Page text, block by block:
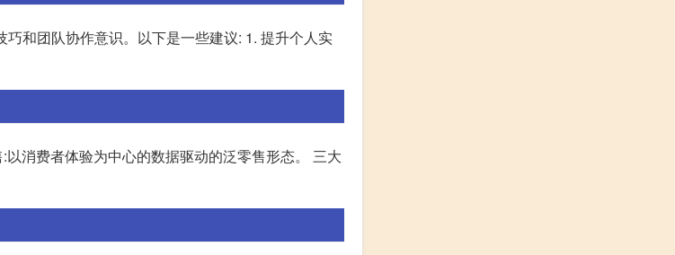
和团队协作意识。以下是一些建议: 1. 提升个人实
消费者体验为中心的数据驱动的泛零售形态。 三大